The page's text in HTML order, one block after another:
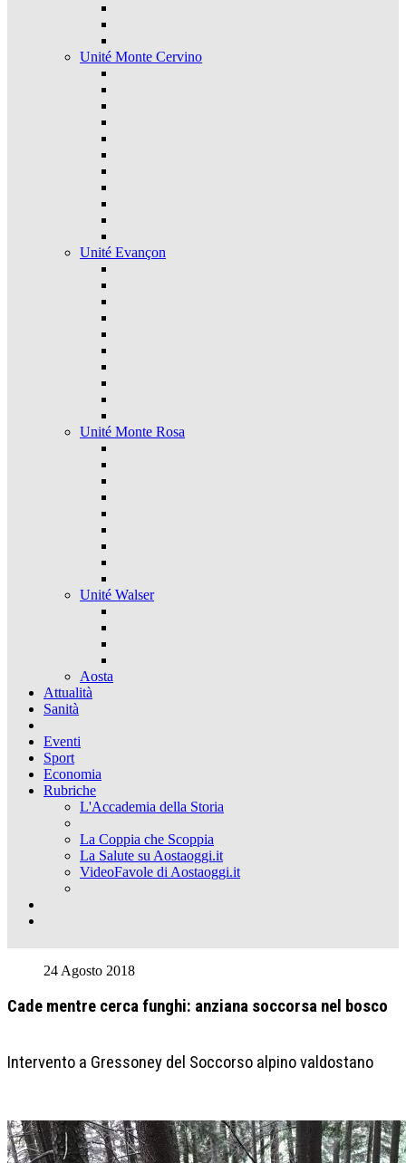
Unité Monte Cervino
Unité Evançon
Unité Monte Rosa
Unité Walser
Aosta
Attualità
Sanità
Eventi
Sport
Economia
Rubriche
L'Accademia della Storia
La Coppia che Scoppia
La Salute su Aostaoggi.it
VideoFavole di Aostaoggi.it
24 Agosto 2018
Cade mentre cerca funghi: anziana soccorsa nel bosco
Intervento a Gressoney del Soccorso alpino valdostano